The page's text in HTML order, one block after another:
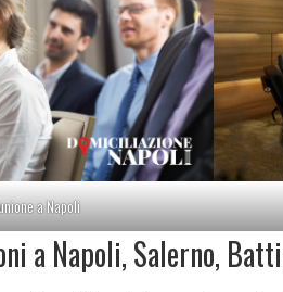
a Napoli
a Napoli, Salerno,